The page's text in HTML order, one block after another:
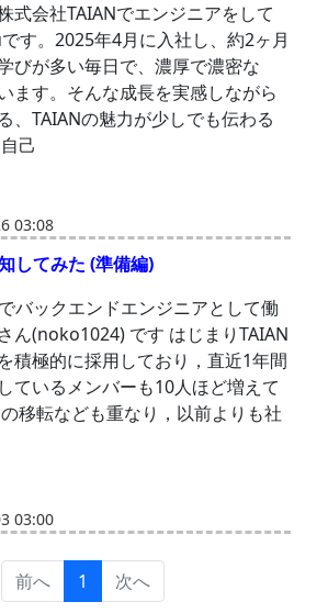
式会社TAIANでエンジニアをして
す。2025年4月に入社し、約2ヶ月
びが多い毎日で、濃厚で濃密な
ます。そんな成長を実感しながら
、TAIANの魅力が少しでも伝わる
己
03:08
してみた (準備編)
バックエンドエンジニアとして働
ん(noko1024) です はじまりTAIAN
積極的に採用しており，直近1年間
ているメンバーも10人ほど増えて
移転なども重なり，以前よりも社
03:00
前へ 1 次へ